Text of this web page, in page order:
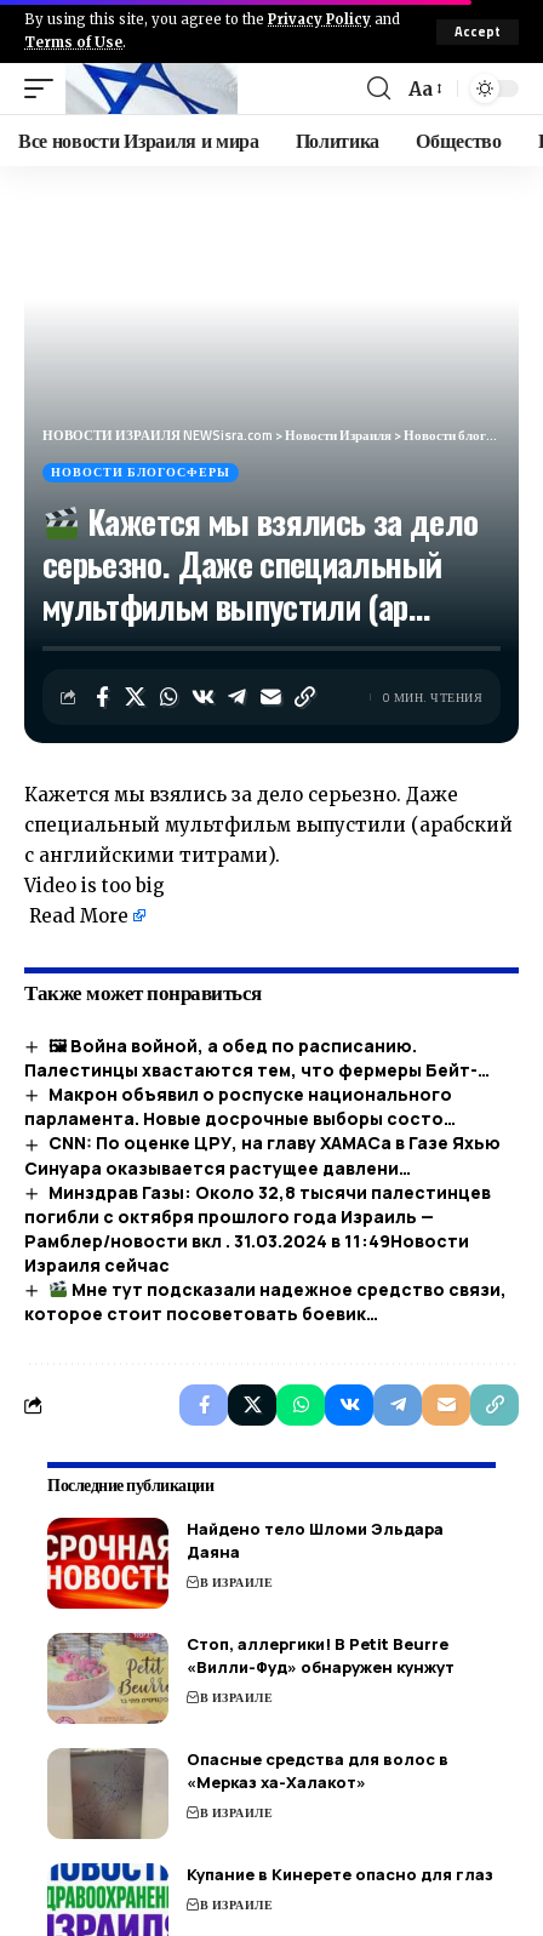
By using this site, you agree to the Privacy Policy and
Terms of Use.
Accept
Aa
Все новости Израиля и мира Политика Общество
НОВОСТИ ИЗРАИЛЯ NEWSisra.com >Новости Израиля>Новости блогосферы
НОВОСТИ БЛОГОСФЕРЫ
Кажется мы взялись за дело
серьезно. Даже специальный
мультфильм выпустили (ар…
0 МИН. ЧТЕНИЯ
Кажется мы взялись за дело серьезно. Даже
специальный мультфильм выпустили (арабский
с английскими титрами).
Video is too big
Read More
Также может понравиться
🖼 Война войной, а обед по расписанию.
Палестинцы хвастаются тем, что фермеры Бейт-…
Макрон объявил о роспуске национального
парламента. Новые досрочные выборы состо…
CNN: По оценке ЦРУ, на главу ХАМАСа в Газе Яхью
Синуара оказывается растущее давлени…
Минздрав Газы: Около 32,8 тысячи палестинцев
погибли с октября прошлого года Израиль —
Рамблер/новости вкл . 31.03.2024 в 11:49​Новости
Израиля сейчас
Мне тут подсказали надежное средство связи,
которое стоит посоветовать боевик…
Последние публикации
Найдено тело Шломи Эльдара
Даяна
В ИЗРАИЛЕ
Стоп, аллергики! В Petit Beurre
«Вилли-Фуд» обнаружен кунжут
В ИЗРАИЛЕ
Опасные средства для волос в
«Мерказ ха-Халакот»
В ИЗРАИЛЕ
Купание в Кинерете опасно для глаз
В ИЗРАИЛЕ